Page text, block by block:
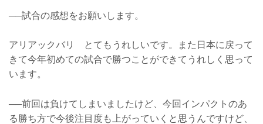
──試合の感想をお願いします。
アリアックバリ とてもうれしいです。また日本に戻って
きて今年初めての試合で勝つことができてうれしく思って
います。
──前回は負けてしまいましたけど、今回インパクトのあ
る勝ち方で今後注目度も上がっていくと思うんですけど、